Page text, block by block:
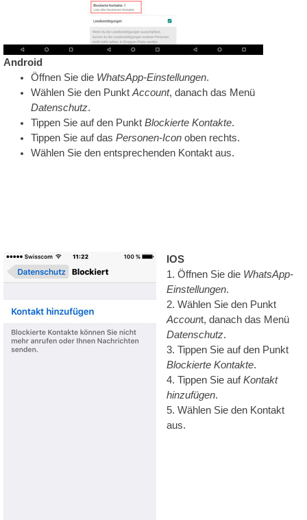
Qualität
Preis
Android
Öffnen Sie die WhatsApp-Einstellungen.
Wählen Sie den Punkt Account, danach das Menü
Datenschutz.
Tippen Sie auf den Punkt Blockierte Kontakte.
Tippen Sie auf das Personen-Icon oben rechts.
Wählen Sie den entsprechenden Kontakt aus.
IOS
1. Öffnen Sie die WhatsApp-
Einstellungen.
2. Wählen Sie den Punkt
Account, danach das Menü
Datenschutz.
3. Tippen Sie auf den Punkt
Blockierte Kontakte.
4. Tippen Sie aufKontakt
hinzufügen.
5. Wählen Sie den Kontakt
aus.